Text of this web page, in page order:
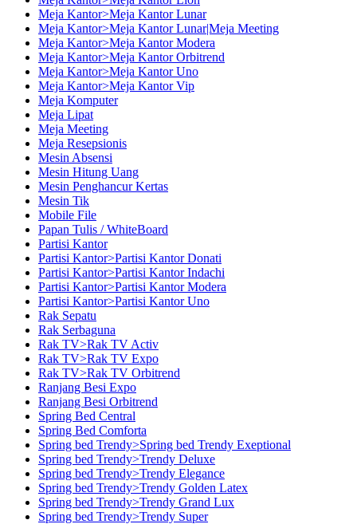
Meja Kantor>Meja Kantor Lunar
Meja Kantor>Meja Kantor Lunar|Meja Meeting
Meja Kantor>Meja Kantor Modera
Meja Kantor>Meja Kantor Orbitrend
Meja Kantor>Meja Kantor Uno
Meja Kantor>Meja Kantor Vip
Meja Komputer
Meja Lipat
Meja Meeting
Meja Resepsionis
Mesin Absensi
Mesin Hitung Uang
Mesin Penghancur Kertas
Mesin Tik
Mobile File
Papan Tulis / WhiteBoard
Partisi Kantor
Partisi Kantor>Partisi Kantor Donati
Partisi Kantor>Partisi Kantor Indachi
Partisi Kantor>Partisi Kantor Modera
Partisi Kantor>Partisi Kantor Uno
Rak Sepatu
Rak Serbaguna
Rak TV>Rak TV Activ
Rak TV>Rak TV Expo
Rak TV>Rak TV Orbitrend
Ranjang Besi Expo
Ranjang Besi Orbitrend
Spring Bed Central
Spring Bed Comforta
Spring bed Trendy>Spring bed Trendy Exeptional
Spring bed Trendy>Trendy Deluxe
Spring bed Trendy>Trendy Elegance
Spring bed Trendy>Trendy Golden Latex
Spring bed Trendy>Trendy Grand Lux
Spring bed Trendy>Trendy Super